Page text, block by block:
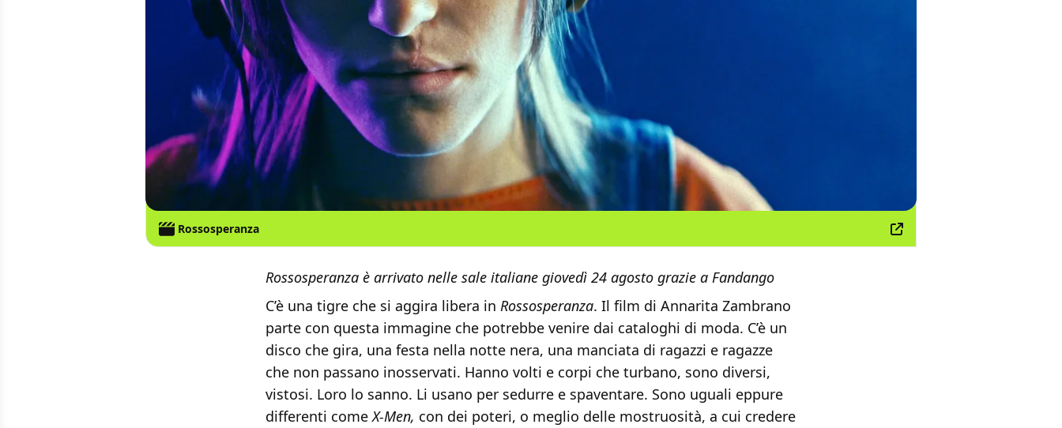
Rossosperanza
Rossosperanza è arrivato nelle sale italiane giovedì 24 agosto grazie a Fandango
C’è una tigre che si aggira libera in Rossosperanza. Il film di Annarita Zambrano
parte con questa immagine che potrebbe venire dai cataloghi di moda. C’è un
disco che gira, una festa nella notte nera, una manciata di ragazzi e ragazze
che non passano inosservati. Hanno volti e corpi che turbano, sono diversi,
vistosi. Loro lo sanno. Li usano per sedurre e spaventare. Sono uguali eppure
differenti comeX-Men, con dei poteri, o meglio delle mostruosità, a cui credere